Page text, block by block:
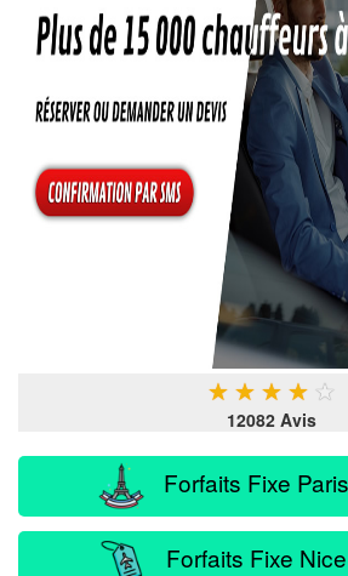
★ ★ ★ ★ ★
12082 Avis
Forfaits Fixe
Forfaits Fixe